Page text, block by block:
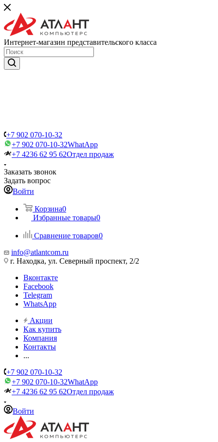
Интернет-магазин представительского класса
+7 902 070-10-32
+7 902 070-10-32WhatApp
+7 4236 62 95 62Отдел продаж
Заказать звонок
Задать вопрос
Войти
Корзина0
Избранные товары0
Сравнение товаров0
info@atlantcom.ru
г. Находка, ул. Северный проспект, 2/2
Вконтакте
Facebook
Telegram
WhatsApp
Акции
Как купить
Компания
Контакты
...
+7 902 070-10-32
+7 902 070-10-32WhatApp
+7 4236 62 95 62Отдел продаж
Войти